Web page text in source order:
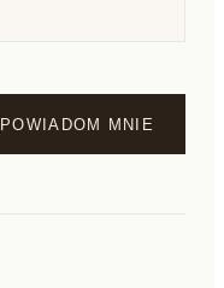
POWIADOM MNIE